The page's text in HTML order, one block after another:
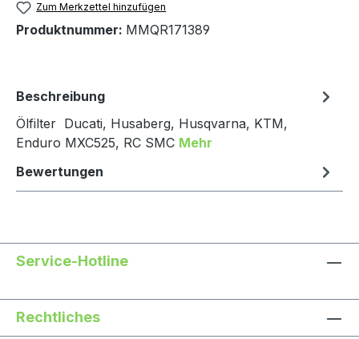
Zum Merkzettel hinzufügen
Produktnummer: MMQR171389
Beschreibung
Ölfilter Ducati, Husaberg, Husqvarna, KTM,
Enduro MXC525, RC SMC Mehr
Bewertungen
Service-Hotline
Rechtliches